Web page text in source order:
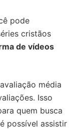
pode
cristãos
de vídeos
média
Isso
quem busca
possível assistir